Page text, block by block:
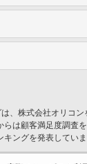
、株式会社オリコ
らは顧客満足度調査
ングを発表していま